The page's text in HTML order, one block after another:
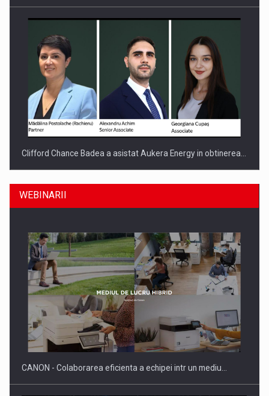
Clifford Chance Badea a asistat Aukera Energy in obtinerea…
SAPTE PERSONALITATI DIN MEDIUL DE AFACERI, ACADEMIC
SI INSTITUTIONAL…
WEBINARII
CANON - Colaborarea eficienta a echipei intr un mediu…